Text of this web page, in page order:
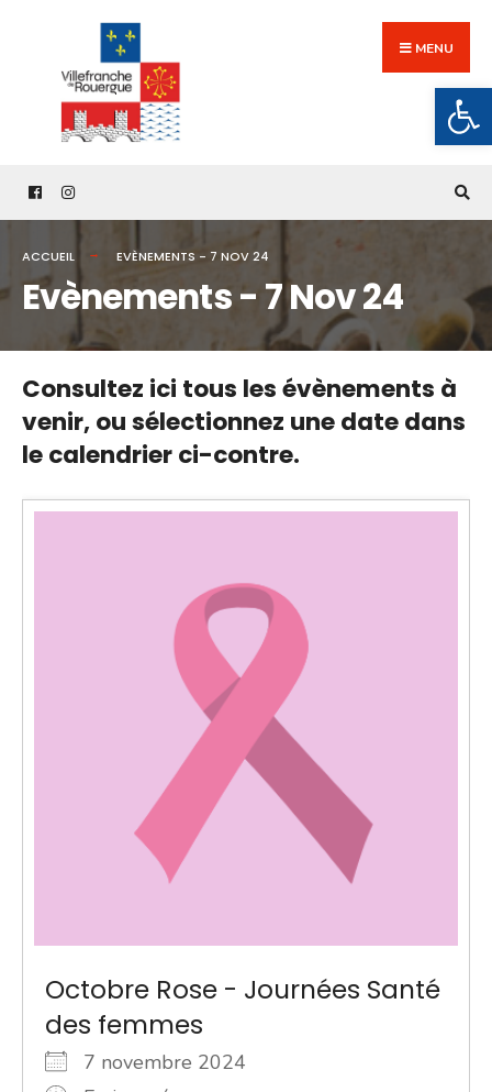
content
MENU
ACCUEIL EVÈNEMENTS - 7 NOV 24
Evènements - 7 Nov 24
Consultez ici tous les évènements à
venir,ou sélectionnez une date dans
le calendrier ci-contre.
Octobre Rose - Journées Santé
des femmes
7 novembre 2024